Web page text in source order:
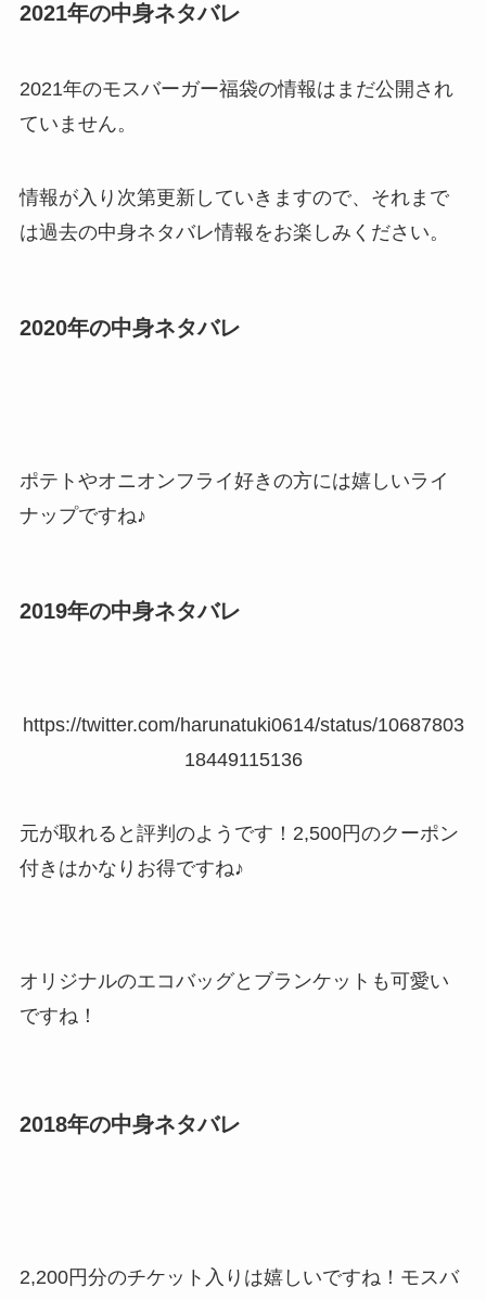
2021年の中身ネタバレ
2021年のモスバーガー福袋の情報はまだ公開され
ていません。
情報が入り次第更新していきますので、それまで
は過去の中身ネタバレ情報をお楽しみください。
2020年の中身ネタバレ
ポテトやオニオンフライ好きの方には嬉しいライ
ナップですね♪
2019年の中身ネタバレ
https://twitter.com/harunatuki0614/status/10687803
18449115136
元が取れると評判のようです！2,500円のクーポン
付きはかなりお得ですね♪
オリジナルのエコバッグとブランケットも可愛い
ですね！
2018年の中身ネタバレ
2,200円分のチケット入りは嬉しいですね！モスバ